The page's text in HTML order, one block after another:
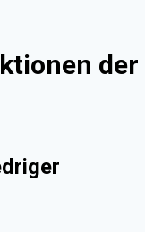
der